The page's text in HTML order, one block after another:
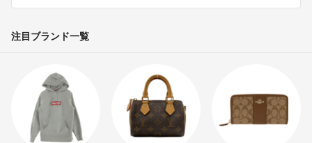
注目ブランド一覧